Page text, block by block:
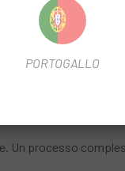
e il design
trasferiti alla ruota
Un processo
PORTOGALLO